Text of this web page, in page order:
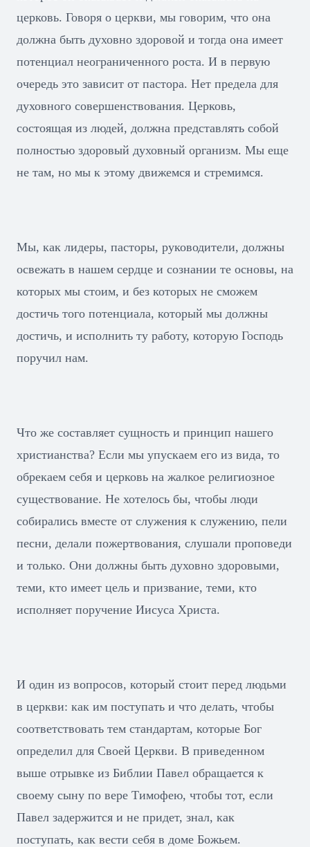
церковь. Говоря о церкви, мы говорим, что она
должна быть духовно здоровой и тогда она имеет
потенциал неограниченного роста. И в первую
очередь это зависит от пастора. Нет предела для
духовного совершенствования. Церковь,
состоящая из людей, должна представлять собой
полностью здоровый духовный организм. Мы еще
не там, но мы к этому движемся и стремимся.
Мы, как лидеры, пасторы, руководители, должны
освежать в нашем сердце и сознании те основы, на
которых мы стоим, и без которых не сможем
достичь того потенциала, который мы должны
достичь, и исполнить ту работу, которую Господь
поручил нам.
Что же составляет сущность и принцип нашего
христианства? Если мы упускаем его из вида, то
обрекаем себя и церковь на жалкое религиозное
существование. Не хотелось бы, чтобы люди
собирались вместе от служения к служению, пели
песни, делали пожертвования, слушали проповеди
и только. Они должны быть духовно здоровыми,
теми, кто имеет цель и призвание, теми, кто
исполняет поручение Иисуса Христа.
И один из вопросов, который стоит перед людьми
в церкви: как им поступать и что делать, чтобы
соответствовать тем стандартам, которые Бог
определил для Своей Церкви. В приведенном
выше отрывке из Библии Павел обращается к
своему сыну по вере Тимофею, чтобы тот, если
Павел задержится и не придет, знал, как
поступать, как вести себя в доме Божьем.